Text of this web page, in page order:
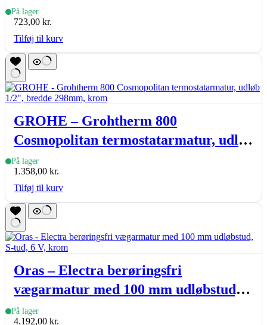
temperaturbegrænser, krom
På lager
723,00 kr.
Tilføj til kurv
GROHE – Grohtherm 800
Cosmopolitan termostatarmatur, udløb
1/2″, bredde 298mm, krom
På lager
1.358,00 kr.
Tilføj til kurv
Oras – Electra berøringsfri
vægarmatur med 100 mm udløbstud,
S-tud, 6 V, krom
På lager
4.192,00 kr.